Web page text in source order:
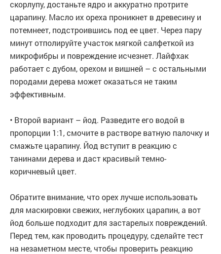
скорлупу, достаньте ядро и аккуратно протрите
царапину. Масло их ореха проникнет в древесину и
потемнеет, подстроившись под ее цвет. Через пару
минут отполируйте участок мягкой салфеткой из
микрофибры и повреждение исчезнет. Лайфхак
работает с дубом, орехом и вишней – с остальными
породами дерева может оказаться не таким
эффективным.
• Второй вариант – йод. Разведите его водой в
пропорции 1:1, смочите в растворе ватную палочку и
смажьте царапину. Йод вступит в реакцию с
танинами дерева и даст красивый темно-
коричневый цвет.
Обратите внимание, что орех лучше использовать
для маскировки свежих, неглубоких царапин, а вот
йод больше подходит для застарелых повреждений.
Перед тем, как проводить процедуру, сделайте тест
на незаметном месте, чтобы проверить реакцию